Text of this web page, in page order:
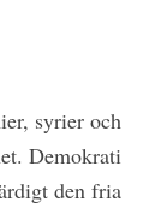
syrier och
Demokrati
den fria